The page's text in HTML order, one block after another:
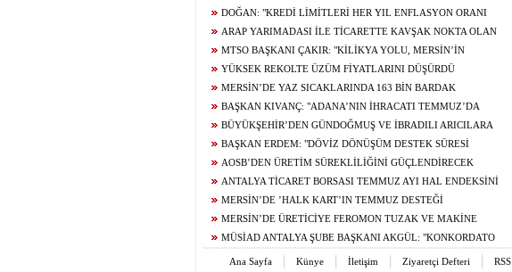
YATIRIM FIRSATI
DOĞAN: "KREDİ LİMİTLERİ HER YIL ENFLASYON ORANI
DİKKATE ALINARAK GÜNCELLENMELİDİR"
ARAP YARIMADASI İLE TİCARETTE KAVŞAK NOKTA OLAN
CİLVEGÖZÜ’NDEN GÜNDE BİN 500 TIR GİRİŞ-ÇIKIŞ YAPIYOR
MTSO BAŞKANI ÇAKIR: "KİLİKYA YOLU, MERSİN’İN
TURİZMDE YENİ KALKINMA ROTASI OLACAK"
YÜKSEK REKOLTE ÜZÜM FİYATLARINI DÜŞÜRDÜ
MERSİN’DE YAZ SICAKLARINDA 163 BİN BARDAK
LİMONATA DAĞITILDI
BAŞKAN KIVANÇ: "ADANA’NIN İHRACATI TEMMUZ’DA
YÜZDE 0.5, İLK 7 AYDA YÜZDE 13.7 ARTTI"
BÜYÜKŞEHİR’DEN GÜNDOĞMUŞ VE İBRADILI ARICILARA
BEREKET KOVANI
BAŞKAN ERDEM: "DÖVİZ DÖNÜŞÜM DESTEK SÜRESİ
TALEMİZLE UZATILDI"
AOSB’DEN ÜRETİM SÜREKLİLİĞİNİ GÜÇLENDİRECEK
STRATEJİK YATIRIM
ANTALYA TİCARET BORSASI TEMMUZ AYI HAL ENDEKSİNİ
AÇIKLADI
MERSİN’DE ’HALK KART’IN TEMMUZ DESTEĞİ
HESAPLARA YATIRILDI
MERSİN’DE ÜRETİCİYE FEROMON TUZAK VE MAKİNE
EKİPMANI DESTEĞİ
MÜSİAD ANTALYA ŞUBE BAŞKANI AKGÜL: "KONKORDATO
SADECE BORÇLUNUN DEĞİL, TÜM TEDARİK ZİNCİRİNİN
Ana Sayfa Künye İletişim Ziyaretçi Defteri RSS